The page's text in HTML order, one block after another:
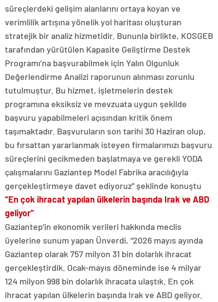
süreçlerdeki gelişim alanlarını ortaya koyan ve
verimlilik artışına yönelik yol haritası oluşturan
stratejik bir analiz hizmetidir. Bununla birlikte, KOSGEB
tarafından yürütülen Kapasite Geliştirme Destek
Programı’na başvurabilmek için Yalın Olgunluk
Değerlendirme Analizi raporunun alınması zorunlu
tutulmuştur. Bu hizmet, işletmelerin destek
programına eksiksiz ve mevzuata uygun şekilde
başvuru yapabilmeleri açısından kritik önem
taşımaktadır. Başvuruların son tarihi 30 Haziran olup,
bu fırsattan yararlanmak isteyen firmalarımızı başvuru
süreçlerini gecikmeden başlatmaya ve gerekli YODA
çalışmalarını Gaziantep Model Fabrika aracılığıyla
gerçekleştirmeye davet ediyoruz” şeklinde konuştu
“En çok ihracat yapılan ülkelerin başında Irak ve ABD
geliyor”
Gaziantep’in ekonomik verileri hakkında meclis
üyelerine sunum yapan Ünverdi, “2026 mayıs ayında
Gaziantep olarak 757 milyon 31 bin dolarlık ihracat
gerçekleştirdik. Ocak-mayıs döneminde ise 4 milyar
124 milyon 998 bin dolarlık ihracata ulaştık. En çok
ihracat yapılan ülkelerin başında Irak ve ABD geliyor.